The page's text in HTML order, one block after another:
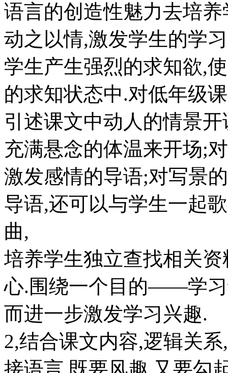
语言的创造性魅力去培
动之以情,激发学生的学
学生产生强烈的求知欲,
的求知状态中.对低年级
引述课文中动人的情景
充满悬念的体温来开场;
激发感情的导语;对写景
导语,还可以与学生一起
曲,
培养学生独立查找相关
心.围绕一个目的——学习
而进一步激发学习兴趣.
2,结合课文内容,逻辑关